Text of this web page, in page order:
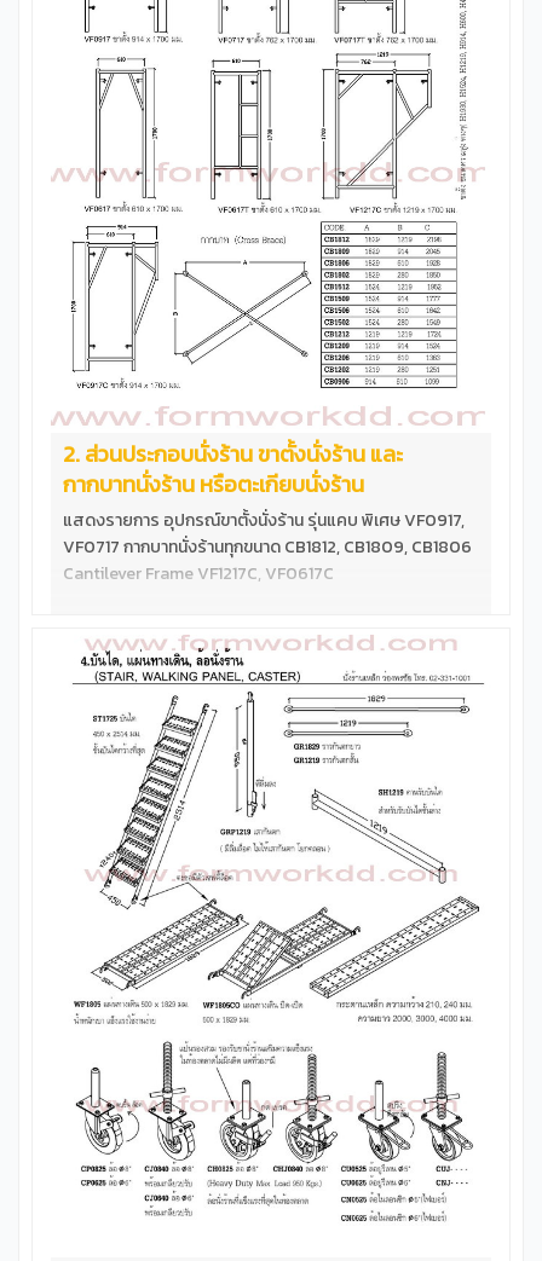
1219x1700 mm.จำนวน 2ขา CB1812 กากบาทนั่งร้าน ขนาด
1829x1219 mm.จำนวน 2กา HF1810 ฝาครอบนั่งร้าน ขนาด
1829x1050 mm.จำนวน 1ฝา JP42 ข้อต่อนั่งร้าน ขนาด
Dia35x225 mm. จำนวน4ชิ้น &nbsp; **ข้อต่ออย่างหนารับน้ำ
หนัก &nbsp; &nbsp; &nbsp; ทดลองวางน้ำหนัก7200Kg บน
นั่งร้านรุ่น VF1215T &nbsp; ทดลองวางน้ำหนัก6250Kg บน
นั่งร้านรุ่น VF1209T &nbsp; &nbsp; ทดลองวางน้ำ
หนัก6250Kg บนนั่งร้านรุ่น VF1217 ข้อสำคํญ นั่งร้านเหล็กเป็น
อุปกรณ์ใช้ทำงานก่อสร้างที่ต้องอยู่ในความดูแลของวิศวะกรผู้
ควบคุมงาน การประกอบใช้งาน การวางนั่งร้านเพื่อรับน้ำน้ำ
หนักจำเป็นต้องคำนวนโดยวิศวกร &nbsp;
2. ส่วนประกอบนั่งร้าน ขาตั้งนั่งร้าน และ
กากบาทนั่งร้าน หรือตะเกียบนั่งร้าน
แสดงรายการ อุปกรณ์ขาตั้งนั่งร้าน รุ่นแคบ พิเศษ VF0917,
VF0717 กากบาทนั่งร้านทุกขนาด CB1812, CB1809, CB1806
Cantilever Frame VF1217C, VF0617C